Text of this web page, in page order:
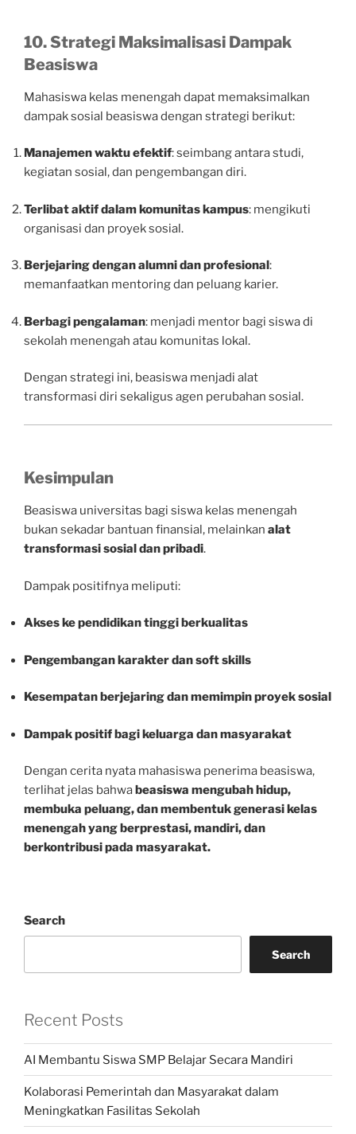
10. Strategi Maksimalisasi Dampak
Beasiswa
Mahasiswa kelas menengah dapat memaksimalkan
dampak sosial beasiswa dengan strategi berikut:
Manajemen waktu efektif: seimbang antara studi,
kegiatan sosial, dan pengembangan diri.
Terlibat aktif dalam komunitas kampus: mengikuti
organisasi dan proyek sosial.
Berjejaring dengan alumni dan profesional:
memanfaatkan mentoring dan peluang karier.
Berbagi pengalaman: menjadi mentor bagi siswa di
sekolah menengah atau komunitas lokal.
Dengan strategi ini, beasiswa menjadi alat
transformasi diri sekaligus agen perubahan sosial.
Kesimpulan
Beasiswa universitas bagi siswa kelas menengah
bukan sekadar bantuan finansial, melainkan alat
transformasi sosial dan pribadi.
Dampak positifnya meliputi:
Akses ke pendidikan tinggi berkualitas
Pengembangan karakter dan soft skills
Kesempatan berjejaring dan memimpin proyek sosial
Dampak positif bagi keluarga dan masyarakat
Dengan cerita nyata mahasiswa penerima beasiswa,
terlihat jelas bahwabeasiswa mengubah hidup,
membuka peluang, dan membentuk generasi kelas
menengah yang berprestasi, mandiri, dan
berkontribusi pada masyarakat.
Search
Search
Recent Posts
AI Membantu Siswa SMP Belajar Secara Mandiri
Kolaborasi Pemerintah dan Masyarakat dalam
Meningkatkan Fasilitas Sekolah